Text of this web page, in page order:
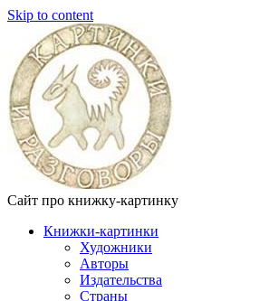
Skip to content
Сайт про книжку-картинку
Книжки-картинки
Художники
Авторы
Издательства
Страны